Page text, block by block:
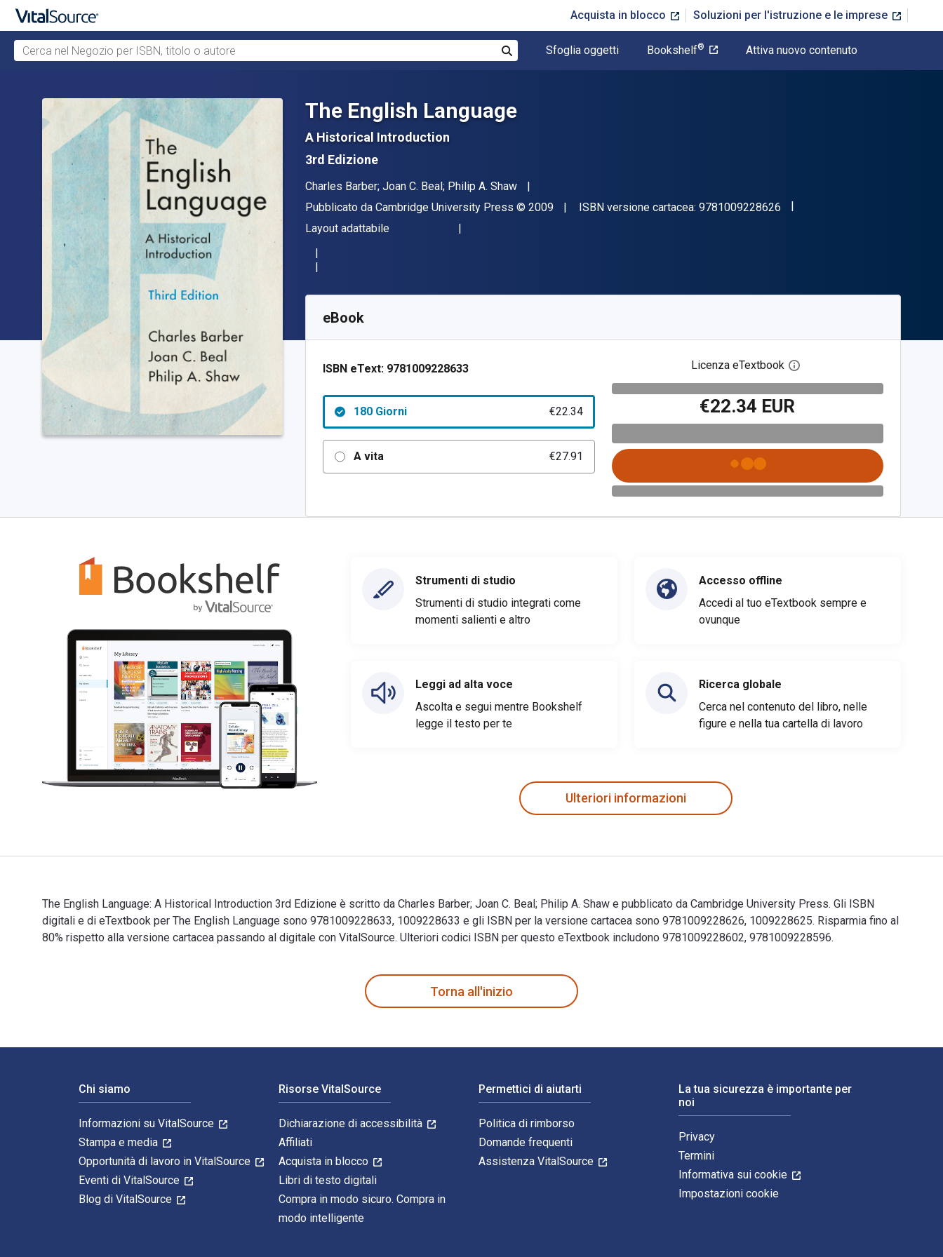
Acquista in blocco Soluzioni per l'istruzione e le imprese
Cerca nel Negozio per ISBN, titolo o autore
Sfoglia oggetti Bookshelf® Attiva nuovo contenuto
The English Language
A Historical Introduction
3rd Edizione
Autore(i)
Charles Barber; Joan C. Beal; Philip A. Shaw
Editore
Pubblicato da Cambridge University Press Copyright
© 2009 ISBN versione cartacea: 9781009228626 "ISBN-13 9781009228626"
Formato
Layout adattabile
SKU:
eBook
ISBN eText: 9781009228633
180 Giorni €22.34
A vita €27.91
Licenza eTextbook Apri la finestra di dialogo
€22.34 EUR
Strumenti di studio
Strumenti di studio integrati come
momenti salienti e altro
Leggi ad alta voce
Ascolta e segui mentre Bookshelf
legge il testo per te
Accesso offline
Accedi al tuo eTextbook sempre e
ovunque
Ricerca globale
Cerca nel contenuto del libro, nelle
figure e nella tua cartella di lavoro
Ulteriori informazioni
The English Language: A Historical Introduction 3rd Edizione è scritto da Charles Barber; Joan C. Beal; Philip A. Shaw e pubblicato da Cambridge University Press. Gli ISBN
digitali e di eTextbook per The English Language sono 9781009228633, 1009228633 e gli ISBN per la versione cartacea sono 9781009228626, 1009228625. Risparmia fino al
80% rispetto alla versione cartacea passando al digitale con VitalSource. Ulteriori codici ISBN per questo eTextbook includono 9781009228602, 9781009228596.
Torna all'inizio
Chi siamo
Informazioni su VitalSource
Stampa e media
Opportunità di lavoro in VitalSource
Eventi di VitalSource
Blog di VitalSource
Risorse VitalSource
Dichiarazione di accessibilità
Affiliati
Acquista in blocco
Libri di testo digitali
Compra in modo sicuro. Compra in
modo intelligente
Permettici di aiutarti
Politica di rimborso
Domande frequenti
Assistenza VitalSource
La tua sicurezza è importante per
noi
Privacy
Termini
Informativa sui cookie
Impostazioni cookie